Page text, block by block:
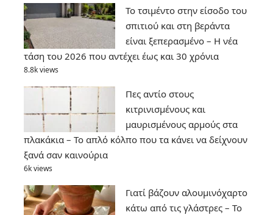
Το τσιμέντο στην είσοδο του
σπιτιού και στη βεράντα
είναι ξεπερασμένο – Η νέα
τάση του 2026 που αντέχει έως και 30 χρόνια
8.8k views
Πες αντίο στους
κιτρινισμένους και
μαυρισμένους αρμούς στα
πλακάκια – Το απλό κόλπο που τα κάνει να δείχνουν
ξανά σαν καινούρια
6k views
Γιατί βάζουν αλουμινόχαρτο
κάτω από τις γλάστρες – Το